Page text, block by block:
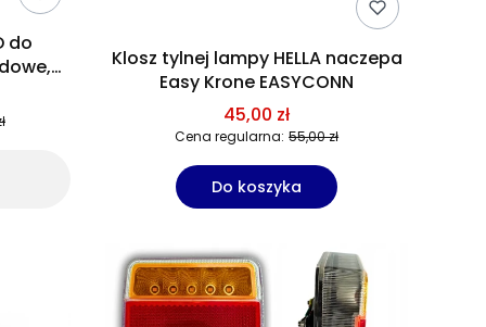
do
Klosz tylnej lampy HELLA naczepa
Easy Krone EASYCONN
45,00 zł
Cena regularna: 55,00 zł
Do koszyka